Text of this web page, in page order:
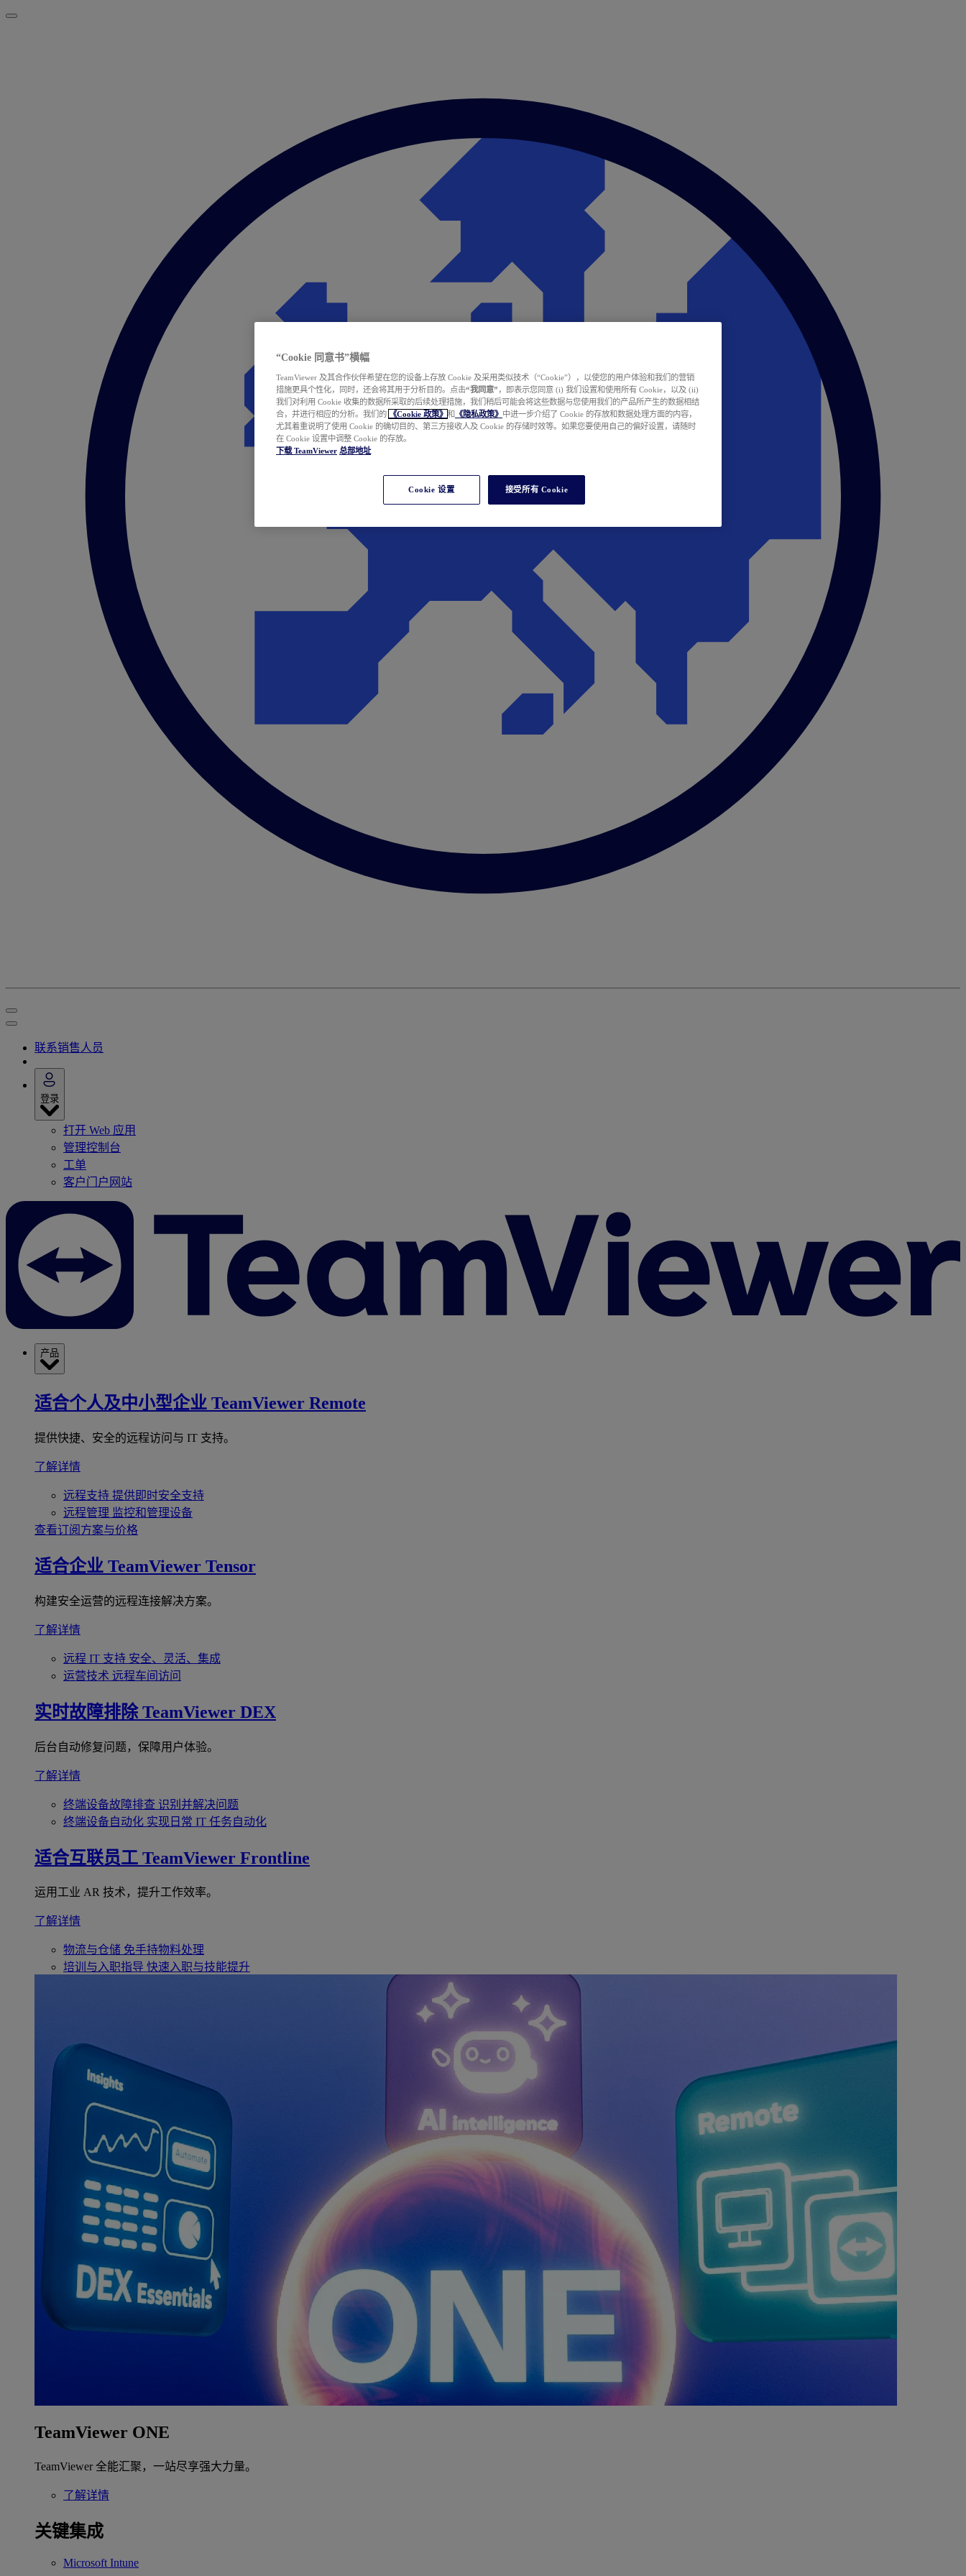
联系销售人员
登录
打开 Web 应用
管理控制台
工单
客户门户网站
产品
适合个人及中小型企业 TeamViewer Remote
提供快捷、安全的远程访问与 IT 支持。
了解详情
远程支持 提供即时安全支持
远程管理 监控和管理设备
查看订阅方案与价格
适合企业 TeamViewer Tensor
构建安全运营的远程连接解决方案。
了解详情
远程 IT 支持 安全、灵活、集成
运营技术 远程车间访问
实时故障排除 TeamViewer DEX
后台自动修复问题，保障用户体验。
了解详情
终端设备故障排查 识别并解决问题
终端设备自动化 实现日常 IT 任务自动化
适合互联员工 TeamViewer Frontline
运用工业 AR 技术，提升工作效率。
了解详情
物流与仓储 免手持物料处理
培训与入职指导 快速入职与技能提升
TeamViewer ONE
TeamViewer 全能汇聚，一站尽享强大力量。
了解详情
关键集成
Microsoft Intune
“Cookie 同意书”横幅
TeamViewer 及其合作伙伴希望在您的设备上存放 Cookie 及采用类似技术（“Cookie”），以使您的用户体验和我们的营销
措施更具个性化，同时，还会将其用于分析目的。点击“我同意” ，即表示您同意 (i) 我们设置和使用所有 Cookie，以及 (ii)
我们对利用 Cookie 收集的数据所采取的后续处理措施，我们稍后可能会将这些数据与您使用我们的产品所产生的数据相结
合，并进行相应的分析。我们的
《Cookie 政策》 和 《隐私政策》 中进一步介绍了 Cookie 的存放和数据处理方面的内容，
尤其着重说明了使用 Cookie 的确切目的、第三方接收人及 Cookie 的存储时效等。如果您要使用自己的偏好设置，请随时
在 Cookie 设置中调整 Cookie 的存放。
下载 TeamViewer 总部地址
Cookie 设置 接受所有 Cookie